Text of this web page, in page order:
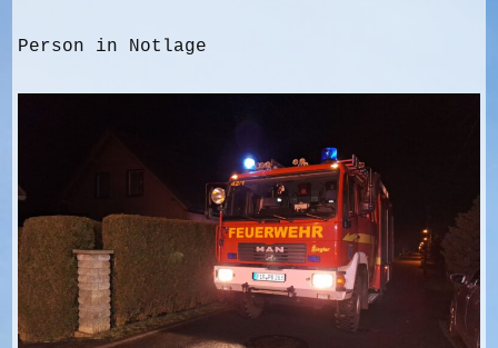
Person in Notlage